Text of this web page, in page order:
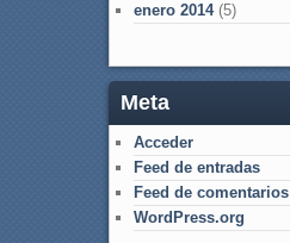
enero 2014(5)
Meta
Acceder
Feed de entradas
Feed de comentarios
WordPress.org